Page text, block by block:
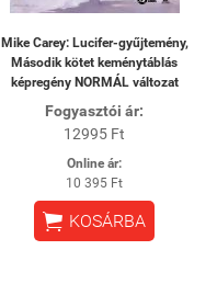
Mike Carey: Lucifer-gyűjtemény,
Második kötet keménytáblás
képregény NORMÁL változat
Fogyasztói ár:
12995 Ft
Online ár:
10 395 Ft
 KOSÁRBA